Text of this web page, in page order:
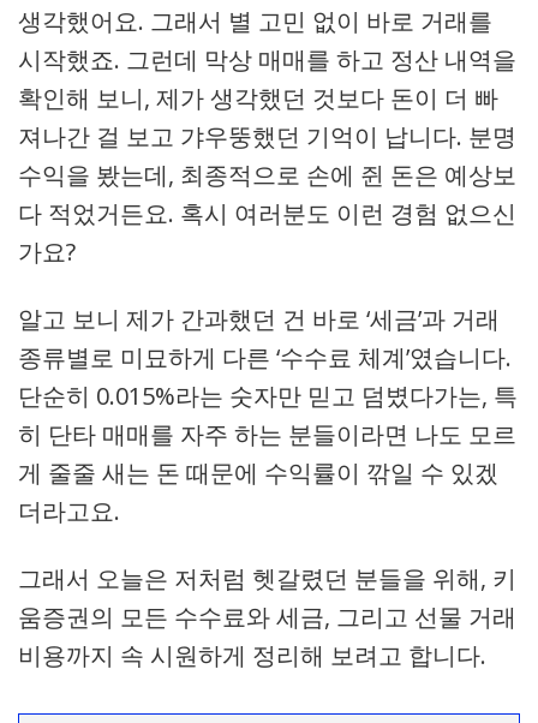
생각했어요. 그래서 별 고민 없이 바로 거래를
시작했죠. 그런데 막상 매매를 하고 정산 내역을
확인해 보니, 제가 생각했던 것보다 돈이 더 빠
져나간 걸 보고 갸우뚱했던 기억이 납니다. 분명
수익을 봤는데, 최종적으로 손에 쥔 돈은 예상보
다 적었거든요. 혹시 여러분도 이런 경험 없으신
가요?
알고 보니 제가 간과했던 건 바로 ‘세금’과 거래
종류별로 미묘하게 다른 ‘수수료 체계’였습니다.
단순히 0.015%라는 숫자만 믿고 덤볐다가는, 특
히 단타 매매를 자주 하는 분들이라면 나도 모르
게 줄줄 새는 돈 때문에 수익률이 깎일 수 있겠
더라고요.
그래서 오늘은 저처럼 헷갈렸던 분들을 위해, 키
움증권의 모든 수수료와 세금, 그리고 선물 거래
비용까지 속 시원하게 정리해 보려고 합니다.